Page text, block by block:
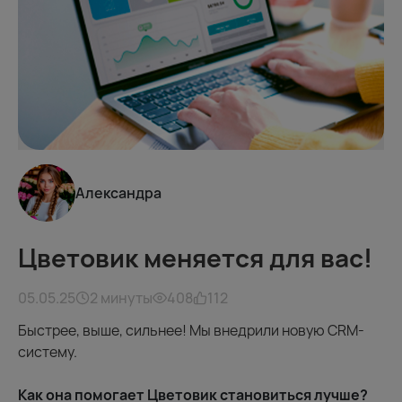
Александра
Цветовик меняется для вас!
05.05.25 2 минуты 408
112
Быстрее, выше, сильнее! Мы внедрили новую CRM-
систему.
Как она помогает Цветовик становиться лучше?